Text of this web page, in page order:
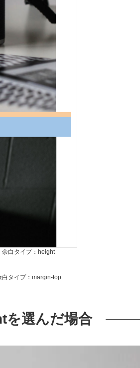
余白タイプ：height
白タイプ：margin-top
を選んだ場合